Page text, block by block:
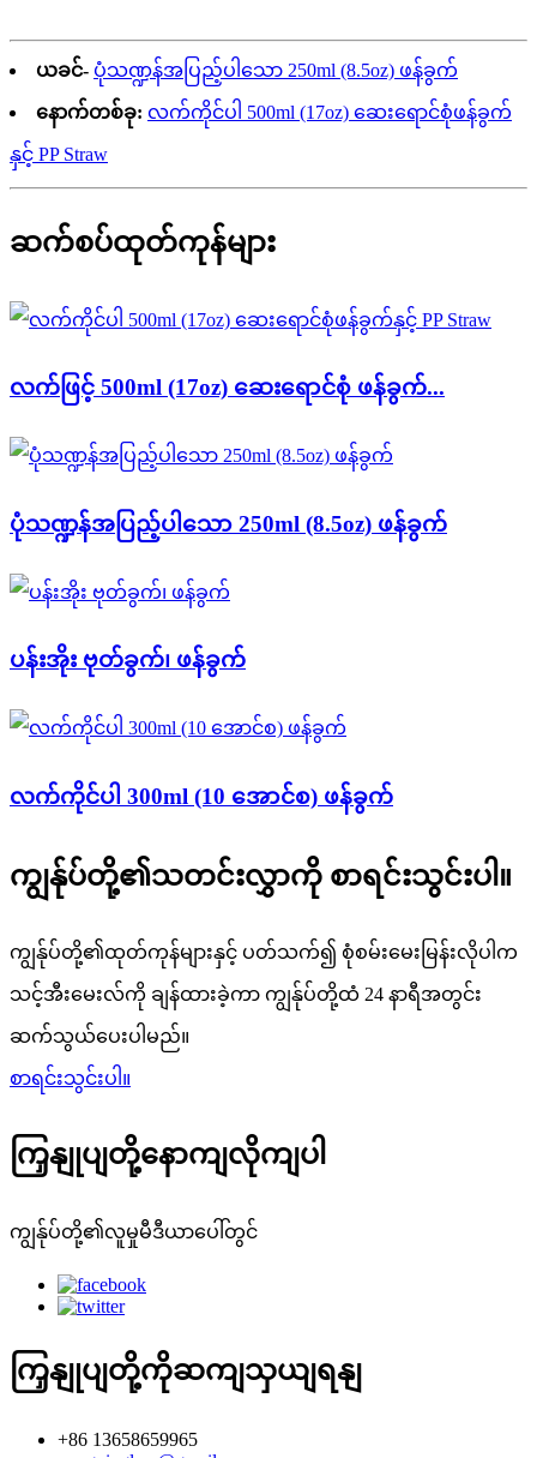
ယခင်- ပုံသဏ္ဍန်အပြည့်ပါသော 250ml (8.5oz) ဖန်ခွက်
နောက်တစ်ခု: လက်ကိုင်ပါ 500ml (17oz) ဆေးရောင်စုံဖန်ခွက်
နှင့် PP Straw
ဆက်စပ်ထုတ်ကုန်များ
လက်ဖြင့် 500ml (17oz) ဆေးရောင်စုံ ဖန်ခွက်...
ပုံသဏ္ဍန်အပြည့်ပါသော 250ml (8.5oz) ဖန်ခွက်
ပန်းအိုး ဗုတ်ခွက်၊ ဖန်ခွက်
လက်ကိုင်ပါ 300ml (10 အောင်စ) ဖန်ခွက်
ကျွန်ုပ်တို့၏သတင်းလွှာကို စာရင်းသွင်းပါ။
ကျွန်ုပ်တို့၏ထုတ်ကုန်များနှင့် ပတ်သက်၍ စုံစမ်းမေးမြန်းလိုပါက
သင့်အီးမေးလ်ကို ချန်ထားခဲ့ကာ ကျွန်ုပ်တို့ထံ 24 နာရီအတွင်း
ဆက်သွယ်ပေးပါမည်။
စာရင်းသွင်းပါ။
ကြှနျုပျတို့နောကျလိုကျပါ
ကျွန်ုပ်တို့၏လူမှုမီဒီယာပေါ်တွင်
ကြှနျုပျတို့ကိုဆကျသှယျရနျ
+86 13658659965